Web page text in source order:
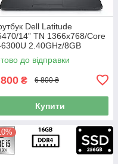
Dell Latitude
14” TN 1366x768/Core
6300U 2.40GHz/8GB
SSD 256GB/HD
520/Камера Б/В
до відправки
₴ 6 800 ₴
Купити